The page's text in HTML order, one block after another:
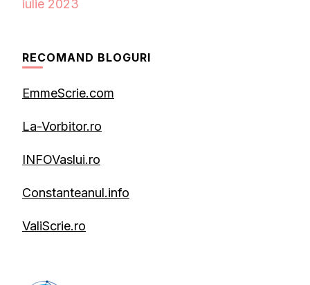
iulie 2023
RECOMAND BLOGURI
EmmeScrie.com
La-Vorbitor.ro
INFOVaslui.ro
Constanteanul.info
ValiScrie.ro